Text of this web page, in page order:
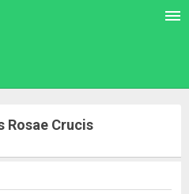
Crucis